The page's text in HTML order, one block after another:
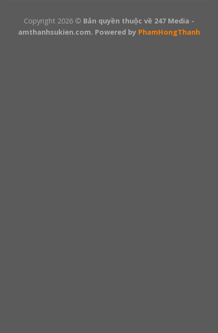
Copyright 2026 © Bản quyền thuộc về 247 Media -
amthanhsukien.com. Powered by PhamHongThanh